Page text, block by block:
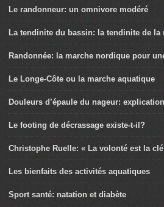
Le randonneur: un omnivore modéré
La tendinite du bassin: la tendinite de la
Randonnée: la marche nordique pour
Le Longe-Côte ou la marche aquatique
Douleurs d’épaule du nageur:
Le footing de décrassage existe-t-il?
Christophe Ruelle: « La volonté est la
Les bienfaits des activités aquatiques
Sport santé: natation et diabète